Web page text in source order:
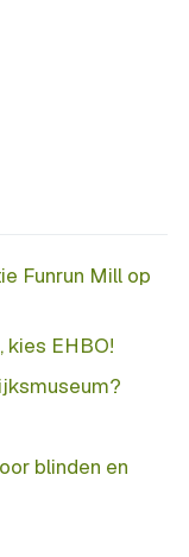
Funrun Mill op
kies EHBO!
blinden en